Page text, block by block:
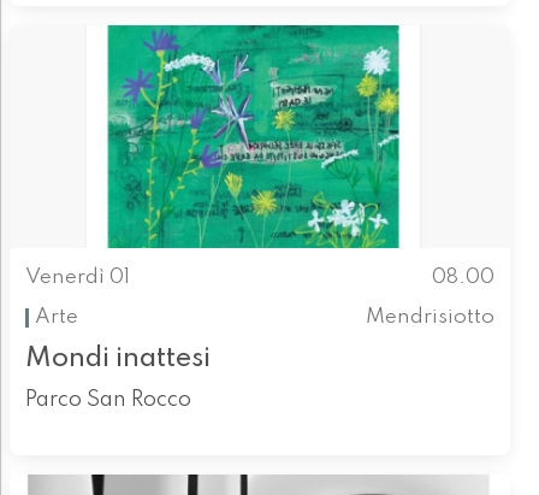
Venerdì 01
08.00
Arte
Mendrisiotto
Mondi inattesi
Parco San Rocco